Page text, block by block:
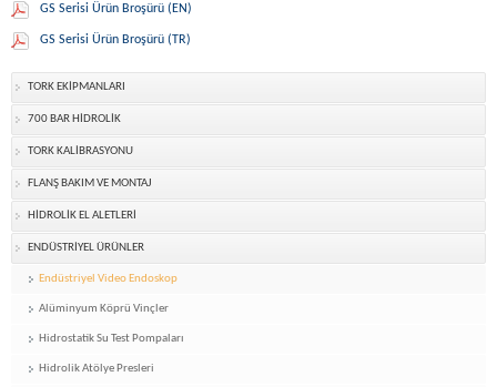
GS Serisi Ürün Broşürü (EN)
GS Serisi Ürün Broşürü (TR)
TORK EKİPMANLARI
700 BAR HİDROLİK
TORK KALİBRASYONU
FLANŞ BAKIM VE MONTAJ
HİDROLİK EL ALETLERİ
ENDÜSTRİYEL ÜRÜNLER
Endüstriyel Video Endoskop
Alüminyum Köprü Vinçler
Hidrostatik Su Test Pompaları
Hidrolik Atölye Presleri